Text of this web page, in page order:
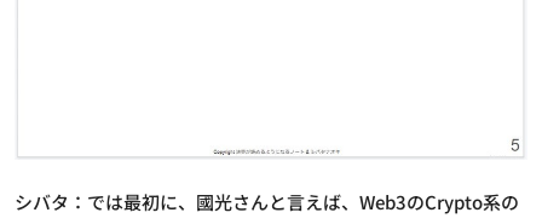
シバタ：では最初に、國光さんと言えば、Web3のCrypto系の